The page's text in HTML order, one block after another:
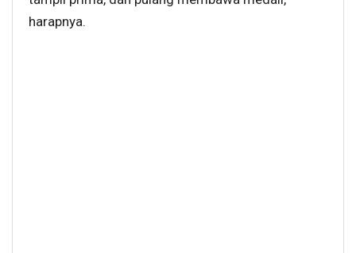
harapnya.